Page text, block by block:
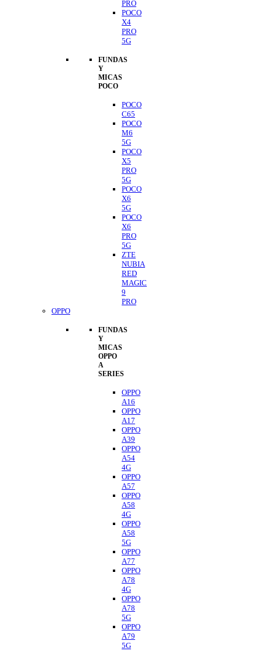
PRO
POCO
X4
PRO
5G
FUNDAS
Y
MICAS
POCO
POCO
C65
POCO
M6
5G
POCO
X5
PRO
5G
POCO
X6
5G
POCO
X6
PRO
5G
ZTE
NUBIA
RED
MAGIC
9
PRO
OPPO
FUNDAS
Y
MICAS
OPPO
A
SERIES
OPPO
A16
OPPO
A17
OPPO
A39
OPPO
A54
4G
OPPO
A57
OPPO
A58
4G
OPPO
A58
5G
OPPO
A77
OPPO
A78
4G
OPPO
A78
5G
OPPO
A79
5G